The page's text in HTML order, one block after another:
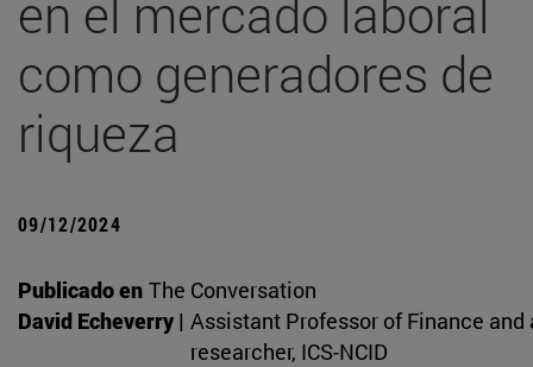
en el mercado laboral
como generadores de
riqueza
09/12/2024
Publicado en The Conversation
David Echeverry | Assistant Professor of Finance
researcher, ICS-NCID